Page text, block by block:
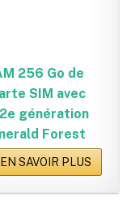
256 Go de
SIM avec
génération
Forest
EN SAVOIR PLUS